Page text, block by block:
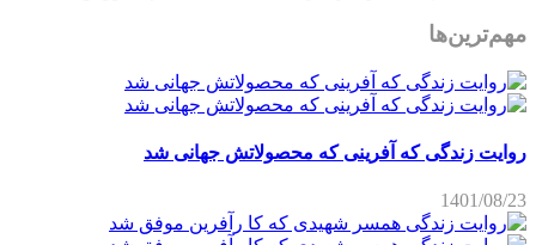
مهم‌ترین‌ها
روایت زندگی که آفرینی که محصولاتش جهانی شد
1401/08/23